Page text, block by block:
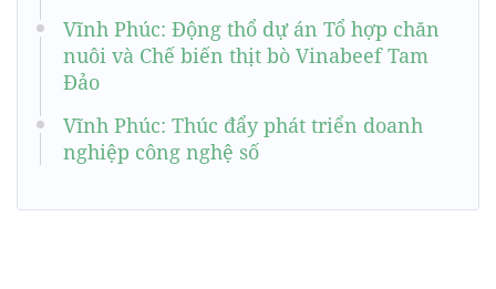
Vĩnh Phúc: Động thổ dự án Tổ hợp chăn
nuôi và Chế biến thịt bò Vinabeef Tam
Đảo
Vĩnh Phúc: Thúc đẩy phát triển doanh
nghiệp công nghệ số